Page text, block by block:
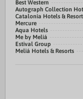
Best Western
Autograph Collection
Catalonia Hotels &
Mercure
Aqua Hotels
Me by Meliá
Estival Group
Meliá Hotels & Resorts